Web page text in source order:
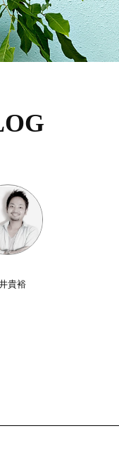
貴裕